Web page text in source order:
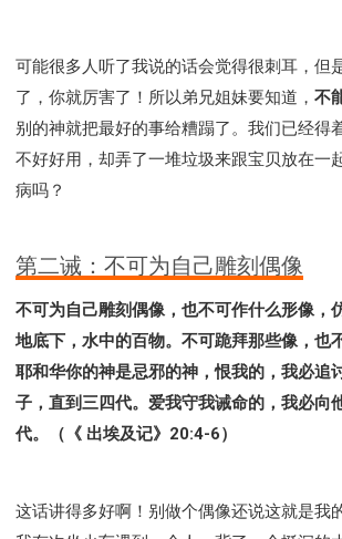
可能很多人听了我说的话会觉得很刺耳，但
了，你就厉害了！所以弟兄姐妹要知道， 不
别的神就把最好的事给糟蹋了。我们已经得
不好好用，却弄了一堆垃圾来跟宝贝放在一
病吗？
第二诫：不可为自己雕刻偶像
不可为自己雕刻偶像，也不可作什么形像，
地底下，水中的百物。不可跪拜那些像，也
耶和华你的神是忌邪的神，恨我的，我必追
子，直到三四代。爱我守我诫命的，我必向
代。（《 出埃及记》20:4-6）
这话讲得多好啊！别做个偶像还说这就是我